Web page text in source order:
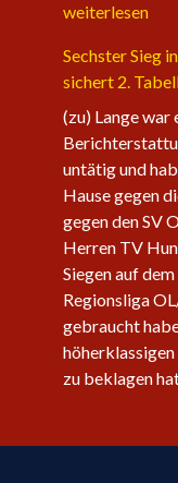
weiterlesen
Sechster Sieg
sichert 2.
(zu) Lange war
untätig und
Hause gegen
gegen den SV
Herren TV
Siegen auf
Regionsliga
gebraucht
höherklassigen
zu beklagen